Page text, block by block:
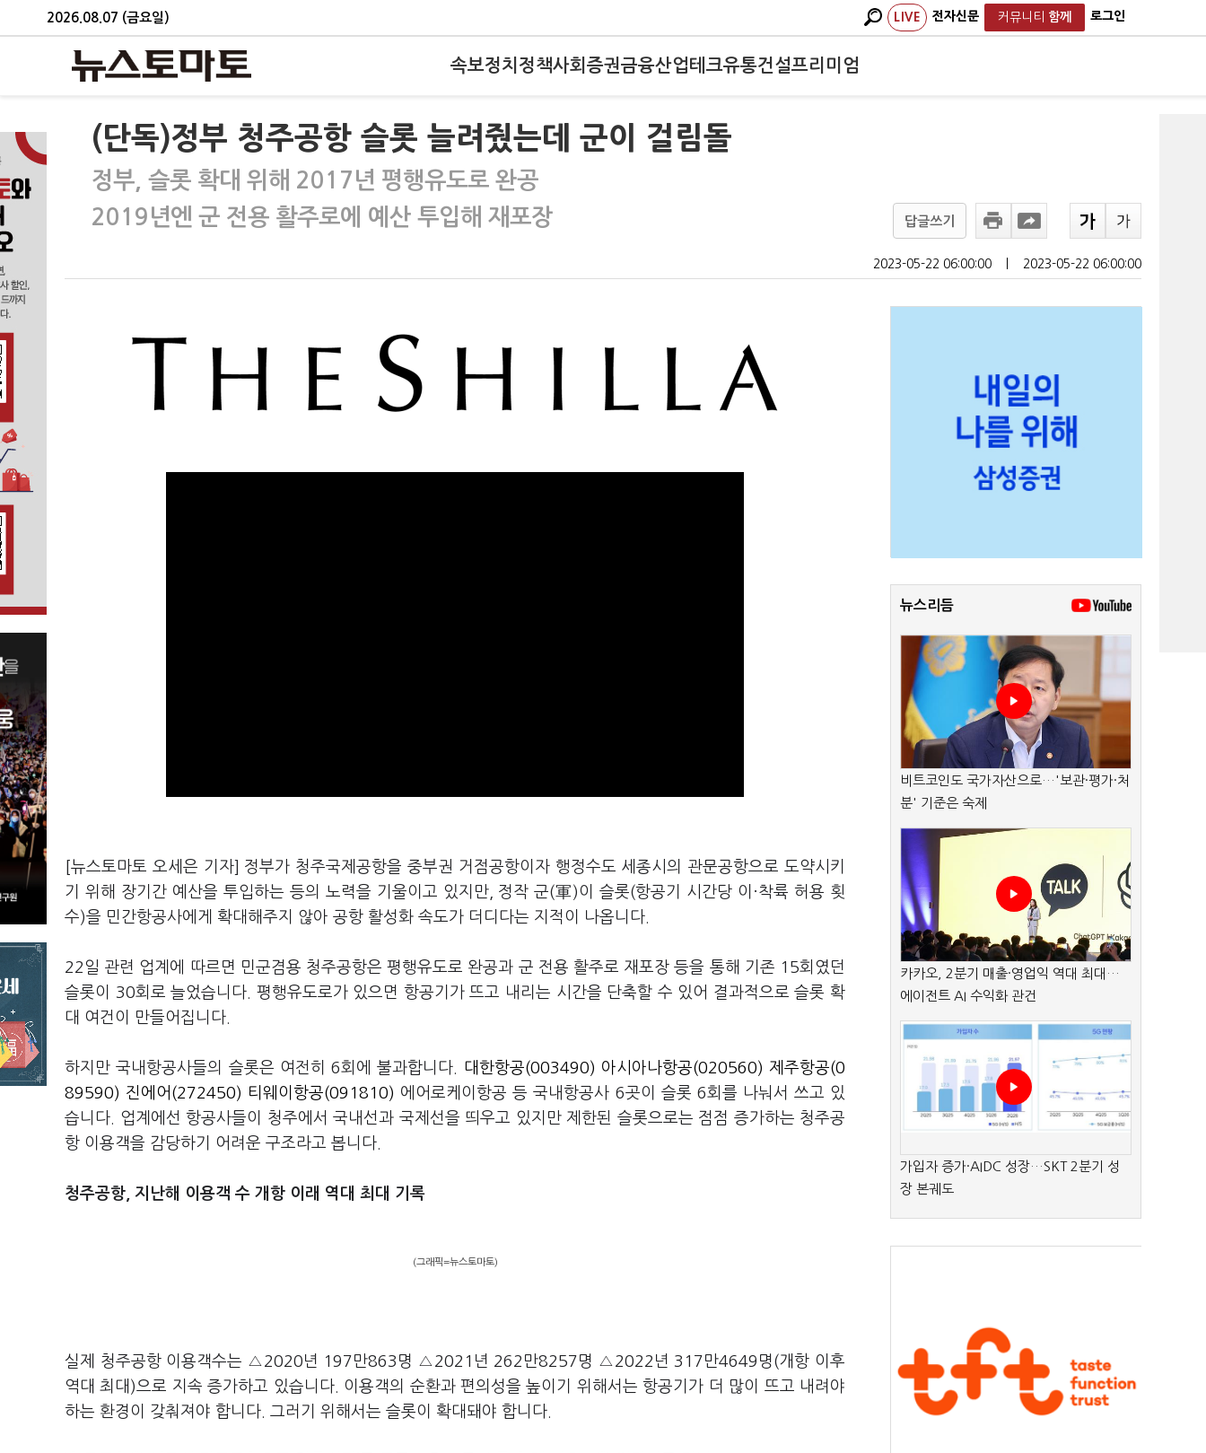
2026.08.07 (금요일) LIVE 전자신문 커뮤니티 함께 로그인
속보정치 정책사회 증권금융산업테크유통건설프리미엄
(단독)정부 청주공항 슬롯 늘려줬는데 군이 걸림돌
정부, 슬롯 확대 위해 2017년 평행유도로 완공
2019년엔 군 전용 활주로에 예산 투입해 재포장
답글쓰기
2023-05-22 06:00:00 2023-05-22 06:00:00
[뉴스토마토 오세은 기자] 정부가 청주국제공항을 중부권 거점공항이자 행정수도 세종시의 관문공항으로 도약시키
기 위해 장기간 예산을 투입하는 등의 노력을 기울이고 있지만, 정작 군(軍)이 슬롯(항공기 시간당 이·착륙 허용 횟
수)을 민간항공사에게 확대해주지 않아 공항 활성화 속도가 더디다는 지적이 나옵니다.
22일 관련 업계에 따르면 민군겸용 청주공항은 평행유도로 완공과 군 전용 활주로 재포장 등을 통해 기존 15회였던
슬롯이 30회로 늘었습니다. 평행유도로가 있으면 항공기가 뜨고 내리는 시간을 단축할 수 있어 결과적으로 슬롯 확
대 여건이 만들어집니다.
하지만 국내항공사들의 슬롯은 여전히 6회에 불과합니다. 대한항공(003490) 아시아나항공(020560) 제주항공(0
89590) 진에어(272450) 티웨이항공(091810) 에어로케이항공 등 국내항공사 6곳이 슬롯 6회를 나눠서 쓰고 있
습니다. 업계에선 항공사들이 청주에서 국내선과 국제선을 띄우고 있지만 제한된 슬롯으로는 점점 증가하는 청주공
항 이용객을 감당하기 어려운 구조라고 봅니다.
청주공항, 지난해 이용객 수 개항 이래 역대 최대 기록
(그래픽=뉴스토마토)
실제 청주공항 이용객수는 △2020년 197만863명 △2021년 262만8257명 △2022년 317만4649명(개항 이후
역대 최대)으로 지속 증가하고 있습니다. 이용객의 순환과 편의성을 높이기 위해서는 항공기가 더 많이 뜨고 내려야
하는 환경이 갖춰져야 합니다. 그러기 위해서는 슬롯이 확대돼야 합니다.
뉴스리듬
비트코인도 국가자산으로…'보관·평가·처
분' 기준은 숙제
카카오, 2분기 매출·영업익 역대 최대…
에이전트 AI 수익화 관건
가입자 증가·AIDC 성장…SKT 2분기 성
장 본궤도